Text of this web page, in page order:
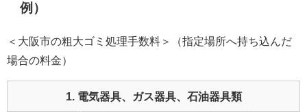
例）
＜大阪市の粗大ゴミ処理手数料＞（指定場所へ持ち込んだ
場合の料金）
1. 電気器具、ガス器具、石油器具類